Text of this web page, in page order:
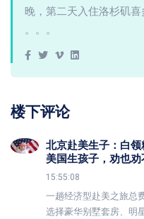
晚，第二天入住洛杉矶
。。。
楼下评论
北京赴美生子：白
美国生孩子，劝也劝
15:55:08
一趟经济型赴美之旅总
选择豪华别墅套房、明